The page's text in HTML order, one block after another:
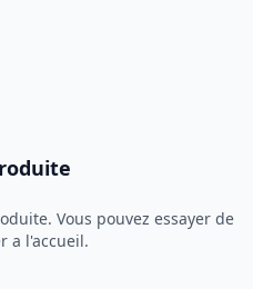
Vous pouvez essayer de
a l'accueil.